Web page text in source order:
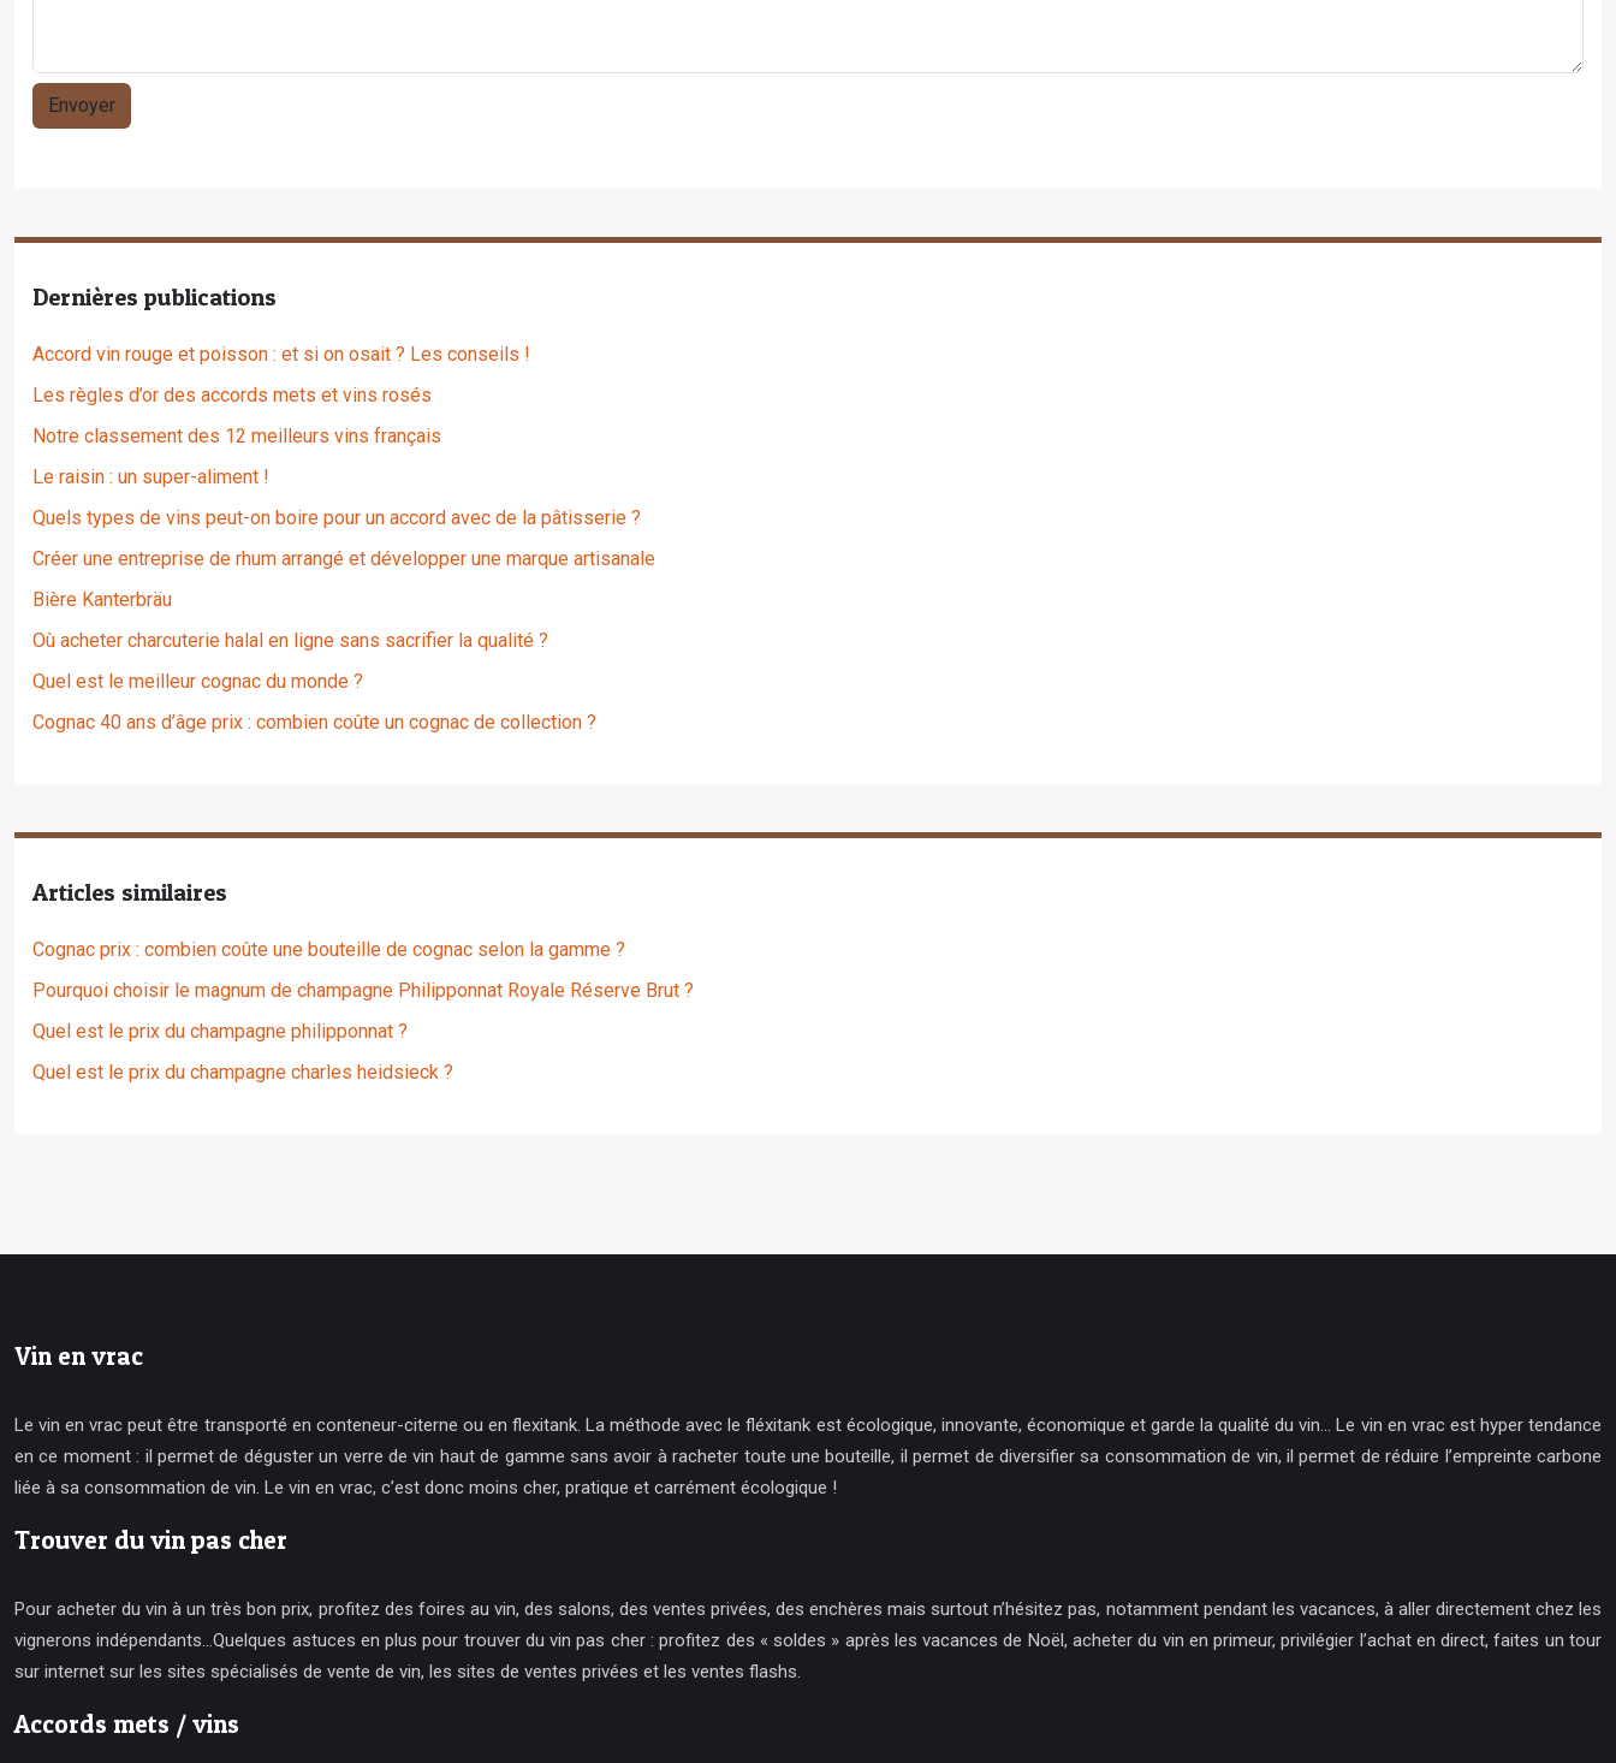
Dernières publications
Accord vin rouge et poisson : et si on osait ? Les conseils !
Les règles d’or des accords mets et vins rosés
Notre classement des 12 meilleurs vins français
Le raisin : un super-aliment !
Quels types de vins peut-on boire pour un accord avec de la pâtisserie ?
Créer une entreprise de rhum arrangé et développer une marque artisanale
Bière Kanterbräu
Où acheter charcuterie halal en ligne sans sacrifier la qualité ?
Quel est le meilleur cognac du monde ?
Cognac 40 ans d’âge prix : combien coûte un cognac de collection ?
Articles similaires
Cognac prix : combien coûte une bouteille de cognac selon la gamme ?
Pourquoi choisir le magnum de champagne Philipponnat Royale Réserve Brut ?
Quel est le prix du champagne philipponnat ?
Quel est le prix du champagne charles heidsieck ?
Vin en vrac
Le vin en vrac peut être transporté en conteneur-citerne ou en flexitank. La méthode avec le fléxitank est écologique, innovante, économique et garde la qualité du vin… Le vin en vrac est hyper tendance
en ce moment : il permet de déguster un verre de vin haut de gamme sans avoir à racheter toute une bouteille, il permet de diversifier sa consommation de vin, il permet de réduire l’empreinte carbone
liée à sa consommation de vin. Le vin en vrac, c’est donc moins cher, pratique et carrément écologique !
Trouver du vin pas cher
Pour acheter du vin à un très bon prix, profitez des foires au vin, des salons, des ventes privées, des enchères mais surtout n’hésitez pas, notamment pendant les vacances, à aller directement chez les
vignerons indépendants…Quelques astuces en plus pour trouver du vin pas cher : profitez des « soldes » après les vacances de Noël, acheter du vin en primeur, privilégier l’achat en direct, faites un tour
sur internet sur les sites spécialisés de vente de vin, les sites de ventes privées et les ventes flashs.
Accords mets / vins